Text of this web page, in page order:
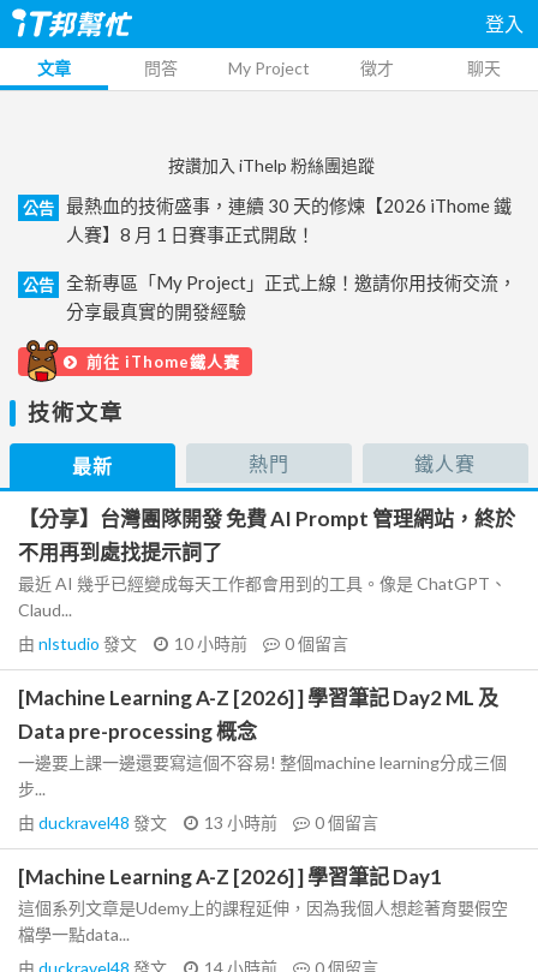
登入
文章 問答 My Project 徵才 聊天
按讚加入 iThelp 粉絲團追蹤
公告
最熱血的技術盛事，連續 30 天的修煉【2026 iThome 鐵
人賽】8 月 1 日賽事正式開啟！
公告
全新專區「My Project」正式上線！邀請你用技術交流，
分享最真實的開發經驗
前往 iThome鐵人賽
技術文章
最新 熱門 鐵人賽
【分享】台灣團隊開發 免費 AI Prompt 管理網站，終於
不用再到處找提示詞了
最近 AI 幾乎已經變成每天工作都會用到的工具。像是 ChatGPT、
Claud...
由 nlstudio 發文 10 小時前 0個留言
[Machine Learning A-Z [2026] ] 學習筆記 Day2 ML 及
Data pre-processing 概念
一邊要上課一邊還要寫這個不容易! 整個machine learning分成三個
步...
由 duckravel48 發文 13 小時前 0個留言
[Machine Learning A-Z [2026] ] 學習筆記 Day1
這個系列文章是Udemy上的課程延伸，因為我個人想趁著育嬰假空
檔學一點data...
由 duckravel48 發文 14 小時前 0個留言